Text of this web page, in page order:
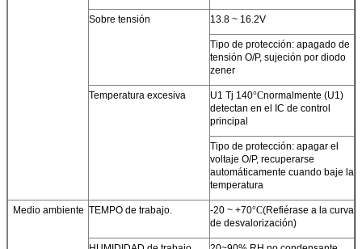
Sobre tensión 13.8 ~ 16.2V
Tipo de protección: apagado de
tensión O/P, sujeción por diodo
zener
Temperatura excesiva U1 Tj 140°Cnormalmente (U1)
detectan en el IC de control
principal
Tipo de protección: apagar el
voltaje O/P, recuperarse
automáticamente cuando baje la
temperatura
Medio ambiente TEMPO de trabajo. -20 ~ +70°C(Refiérase a la curva
de desvalorización)